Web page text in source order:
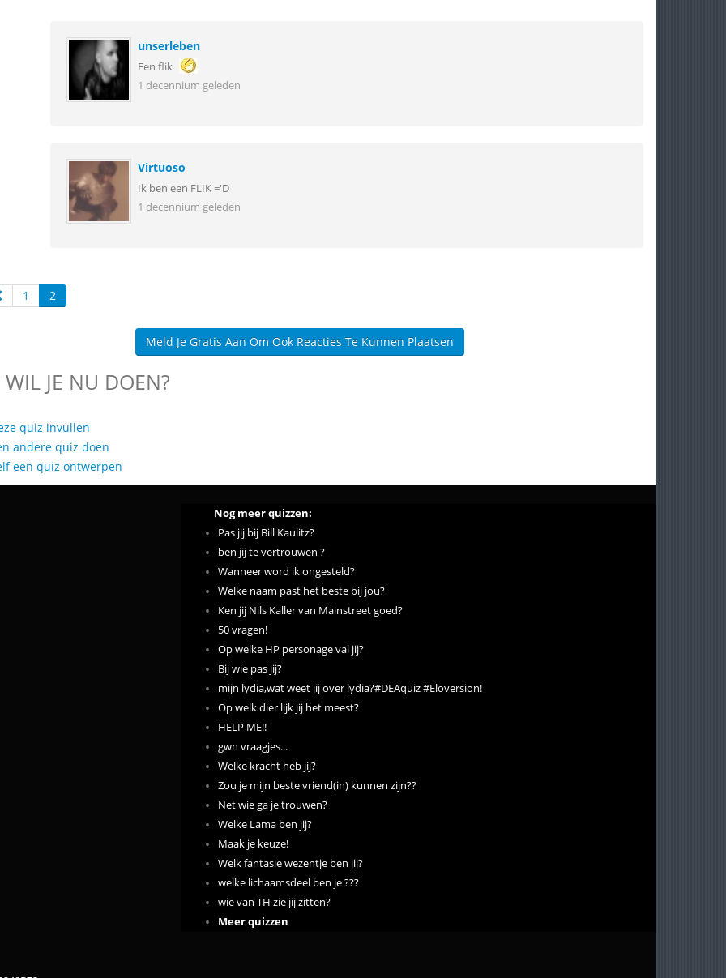
unserleben
Een flik
1 decennium geleden
Virtuoso
Ik ben een FLIK ='D
1 decennium geleden
1 2
Meld Je Gratis Aan Om Ook Reacties Te Kunnen Plaatsen
JE NU DOEN?
quiz invullen
andere quiz doen
een quiz ontwerpen
Nog meer quizzen:
Pas jij bij Bill Kaulitz?
ben jij te vertrouwen ?
Wanneer word ik ongesteld?
Welke naam past het beste bij jou?
Ken jij Nils Kaller van Mainstreet goed?
50 vragen!
Op welke HP personage val jij?
Bij wie pas jij?
mijn lydia,wat weet jij over lydia?#DEAquiz #Eloversion!
Op welk dier lijk jij het meest?
HELP ME!!
gwn vraagjes...
Welke kracht heb jij?
Zou je mijn beste vriend(in) kunnen zijn??
Net wie ga je trouwen?
Welke Lama ben jij?
Maak je keuze!
Welk fantasie wezentje ben jij?
welke lichaamsdeel ben je ???
wie van TH zie jij zitten?
Meer quizzen